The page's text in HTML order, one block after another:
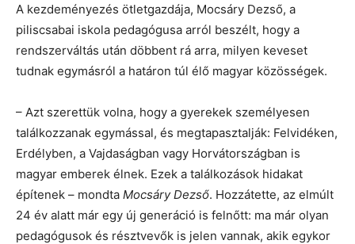
A kezdeményezés ötletgazdája, Mocsáry Dezső, a
piliscsabai iskola pedagógusa arról beszélt, hogy a
rendszerváltás után döbbent rá arra, milyen keveset
tudnak egymásról a határon túl élő magyar közösségek.
– Azt szerettük volna, hogy a gyerekek személyesen
találkozzanak egymással, és megtapasztalják: Felvidéken,
Erdélyben, a Vajdaságban vagy Horvátországban is
magyar emberek élnek. Ezek a találkozások hidakat
építenek – mondta Mocsáry Dezső. Hozzátette, az elmúlt
24 év alatt már egy új generáció is felnőtt: ma már olyan
pedagógusok és résztvevők is jelen vannak, akik egykor